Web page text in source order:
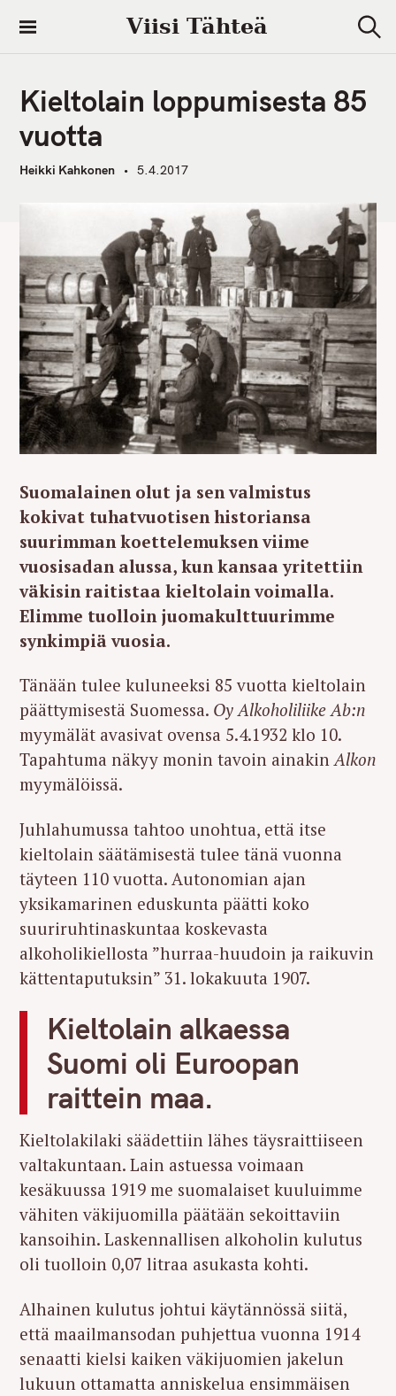
i
Viisi Tähteä
e
Kieltolain loppumisesta 85
vuotta
Heikki Kahkonen 5.4.2017
Suomalainen olut ja sen valmistus
kokivat tuhatvuotisen historiansa
suurimman koettelemuksen viime
vuosisadan alussa, kun kansaa yritettiin
väkisin raitistaa kieltolain voimalla.
Elimme tuolloin juomakulttuurimme
synkimpiä vuosia.
Tänään tulee kuluneeksi 85 vuotta kieltolain
päättymisestä Suomessa. Oy Alkoholiliike Ab:n
myymälät avasivat ovensa 5.4.1932 klo 10.
Tapahtuma näkyy monin tavoin ainakinAlkon
myymälöissä.
Juhlahumussa tahtoo unohtua, että itse
kieltolain säätämisestä tulee tänä vuonna
täyteen 110 vuotta. Autonomian ajan
yksikamarinen eduskunta päätti koko
suuriruhtinaskuntaa koskevasta
alkoholikiellosta ”hurraa-huudoin ja raikuvin
kättentaputuksin” 31. lokakuuta 1907.
Kieltolain alkaessa
Suomi oli Euroopan
raittein maa.
Kieltolakilaki säädettiin lähes täysraittiiseen
valtakuntaan. Lain astuessa voimaan
kesäkuussa 1919 me suomalaiset kuuluimme
vähiten väkijuomilla päätään sekoittaviin
kansoihin. Laskennallisen alkoholin kulutus
oli tuolloin 0,07 litraa asukasta kohti.
Alhainen kulutus johtui käytännössä siitä,
että maailmansodan puhjettua vuonna 1914
senaatti kielsi kaiken väkijuomien jakelun
lukuun ottamatta anniskelua ensimmäisen